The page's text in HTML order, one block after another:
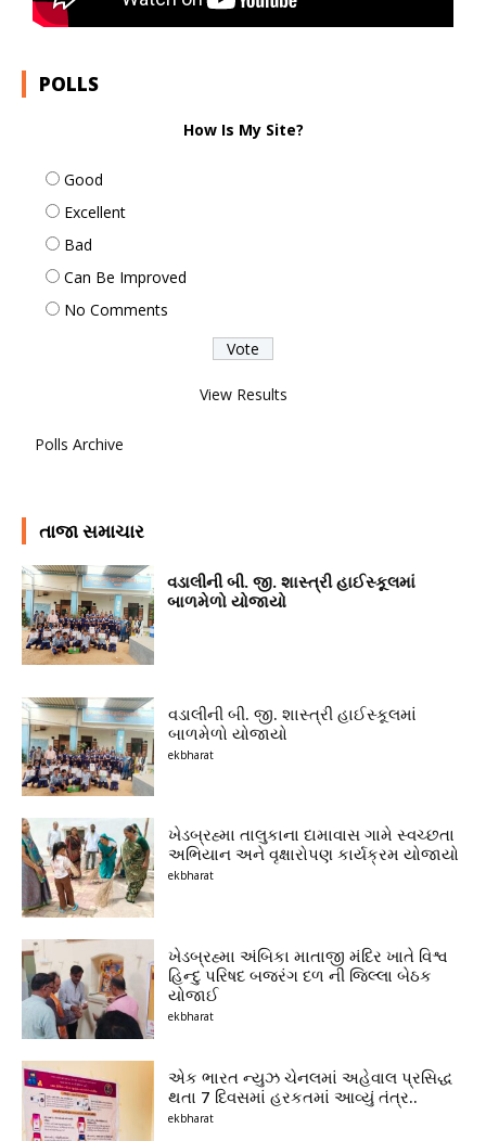
POLLS
How Is My Site?
Good
Excellent
Bad
Can Be Improved
No Comments
View Results
Polls Archive
તાજા સમાચાર
વડાલીની બી. જી. શાસ્ત્રી હાઈસ્કૂલમાં
બાળમેળો યોજાયો
વડાલીની બી. જી. શાસ્ત્રી હાઈસ્કૂલમાં
બાળમેળો યોજાયો
ekbharat
ખેડબ્રહ્મા તાલુકાના દામાવાસ ગામે સ્વચ્છતા
અભિયાન અને વૃક્ષારોપણ કાર્યક્રમ યોજાયો
ekbharat
ખેડબ્રહ્મા અંબિકા માતાજી મંદિર ખાતે વિશ્વ
હિન્દુ પરિષદ બજરંગ દળ ની જિલ્લા બેઠક
યોજાઈ
ekbharat
એક ભારત ન્યુઝ ચેનલમાં અહેવાલ પ્રસિદ્ધ
થતા 7 દિવસમાં હરકતમાં આવ્યું તંત્ર..
ekbharat